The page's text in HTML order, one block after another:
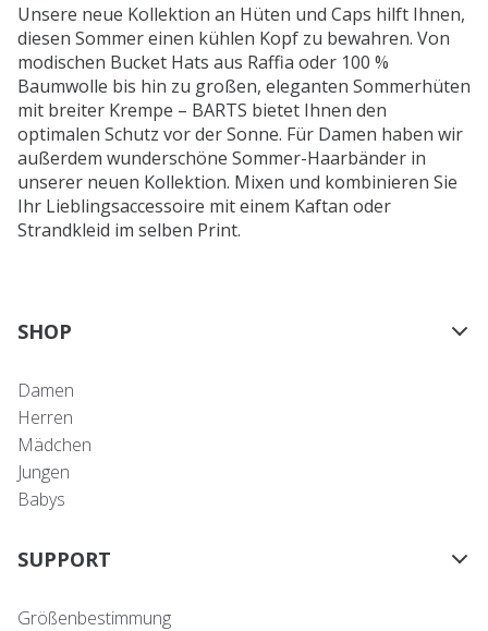
Unsere neue Kollektion an Hüten und Caps hilft Ihnen,
diesen Sommer einen kühlen Kopf zu bewahren. Von
modischen Bucket Hats aus Raffia oder 100 %
Baumwolle bis hin zu großen, eleganten Sommerhüten
mit breiter Krempe – BARTS bietet Ihnen den
optimalen Schutz vor der Sonne. Für Damen haben wir
außerdem wunderschöne Sommer-Haarbänder in
unserer neuen Kollektion. Mixen und kombinieren Sie
Ihr Lieblingsaccessoire mit einem Kaftan oder
Strandkleid im selben Print.
SHOP
Damen
Herren
Mädchen
Jungen
Babys
SUPPORT
Größenbestimmung